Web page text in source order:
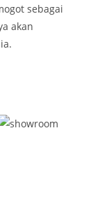
sebagai
akan